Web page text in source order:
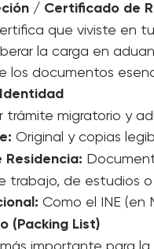
de 6 meses de uso.
/ Certificado de
que viviste en
la carga en
los documentos
trámite migratorio y
Original y copias
Residencia:
trabajo, de estudios o